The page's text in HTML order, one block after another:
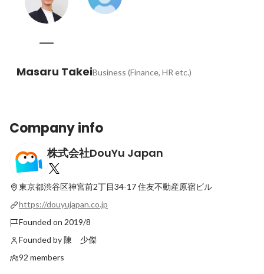
Masaru TakeiBusiness (Finance, HR etc.)
Company info
株式会社DouYu Japan
東京都渋谷区神宮前2丁目34-17住友不動産原宿ビル
https://douyujapan.co.jp
Founded on 2019/8
Founded by 陳 少傑
92 members